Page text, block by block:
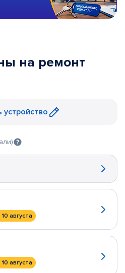
на ремонт
устройство
августа
августа